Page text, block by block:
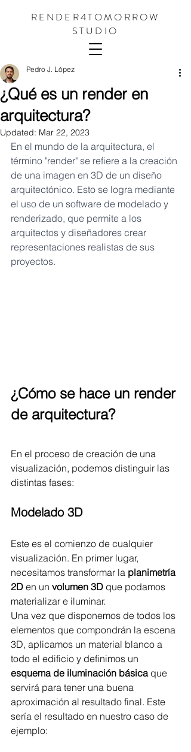
RENDER4TOMORROW
STUDIO
¿Qué es un render en
arquitectura?
Pedro J. López
Updated: Mar 22, 2023
En el mundo de la arquitectura, el
término "render" se refiere a la creación
de una imagen en 3D de un diseño
arquitectónico. Esto se logra mediante
el uso de un software de modelado y
renderizado, que permite a los
arquitectos y diseñadores crear
representaciones realistas de sus
proyectos.
¿Cómo se hace un render
de arquitectura?
En el proceso de creación de una
visualización, podemos distinguir las
distintas fases:
Modelado 3D
Este es el comienzo de cualquier
visualización. En primer lugar,
necesitamos transformar la planimetría
2D en un volumen 3D que podamos
materializar e iluminar.
Una vez que disponemos de todos los
elementos que compondrán la escena
3D, aplicamos un material blanco a
todo el edificio y definimos un
esquema de iluminación básica que
servirá para tener una buena
aproximación al resultado final. Este
sería el resultado en nuestro caso de
ejemplo: